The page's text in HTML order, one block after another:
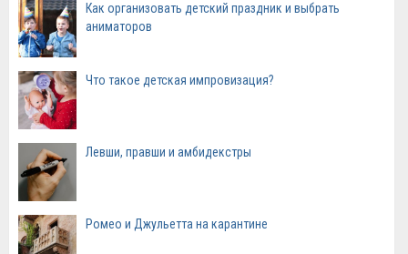
Как организовать детский праздник и выбрать
аниматоров
Что такое детская импровизация?
Левши, правши и амбидекстры
Ромео и Джульетта на карантине